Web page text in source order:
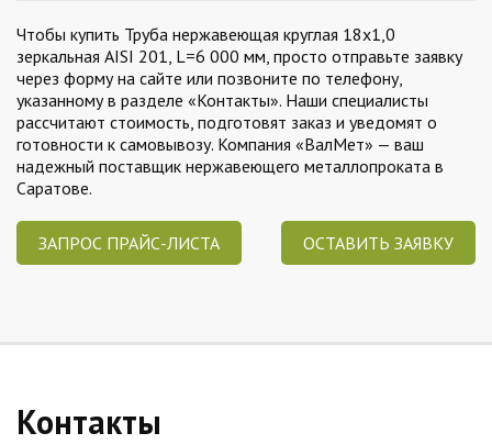
Чтобы купить Труба нержавеющая круглая 18х1,0
зеркальная AISI 201, L=6 000 мм, просто отправьте заявку
через форму на сайте или позвоните по телефону,
указанному в разделе «Контакты». Наши специалисты
рассчитают стоимость, подготовят заказ и уведомят о
готовности к самовывозу. Компания «ВалМет» — ваш
надежный поставщик нержавеющего металлопроката в
Саратове.
ЗАПРОС ПРАЙС-ЛИСТА ОСТАВИТЬ ЗАЯВКУ
Контакты